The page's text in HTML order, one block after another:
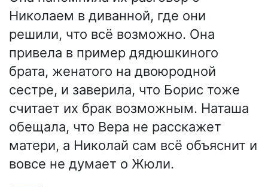
Николаем в диванной, где они
решили, что всё возможно. Она
привела в пример дядюшкиного
брата, женатого на двоюродной
сестре, и заверила, что Борис тоже
считает их брак возможным. Наташа
обещала, что Вера не расскажет
матери, а Николай сам всё объяснит и
вовсе не думает о Жюли.